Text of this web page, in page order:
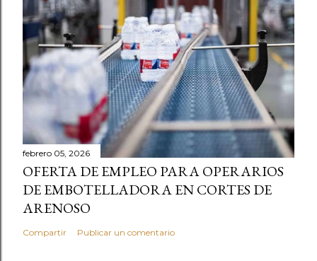
febrero 05, 2026
OFERTA DE EMPLEO PARA OPERARIOS
DE EMBOTELLADORA EN CORTES DE
ARENOSO
Compartir Publicar un comentario